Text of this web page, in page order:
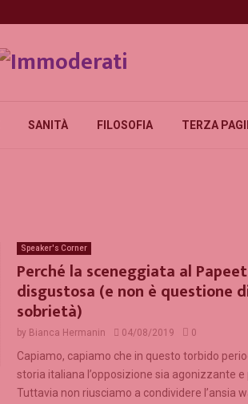
SANITÀ FILOSOFIA TERZA
Speaker's Corner
Perché la sceneggiata al
disgustosa (e non è questione
sobrietà)
by Bianca Hermanin 04/08/2019 0
Capiamo, capiamo che in questo torbido
storia italiana l’opposizione sia agonizzante e
Tuttavia non riusciamo a condividere l’ansia